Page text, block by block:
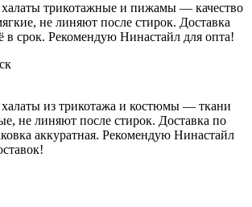
халаты трикотажные и пижамы — качество
не линяют после стирок. Доставка
в срок. Рекомендую Нинастайл для опта!
из трикотажа и костюмы — ткани
не линяют после стирок. Доставка по
аккуратная. Рекомендую Нинастайл